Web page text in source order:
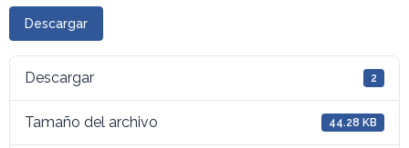
Descargar
Descargar 2
Tamaño del archivo 44.28 KB